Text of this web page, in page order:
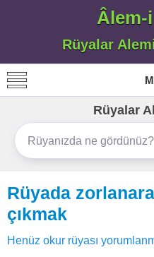
Âlem-
Rüyalar
Rüyalar
Rüyada
çıkmak
Henüz okur rüyası